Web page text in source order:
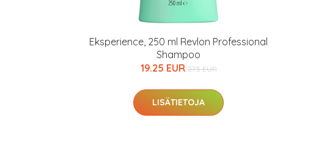
Eksperience, 250 ml Revlon Professional
Shampoo
19.25 EUR 27.5 EUR
LISÄTIETOJA